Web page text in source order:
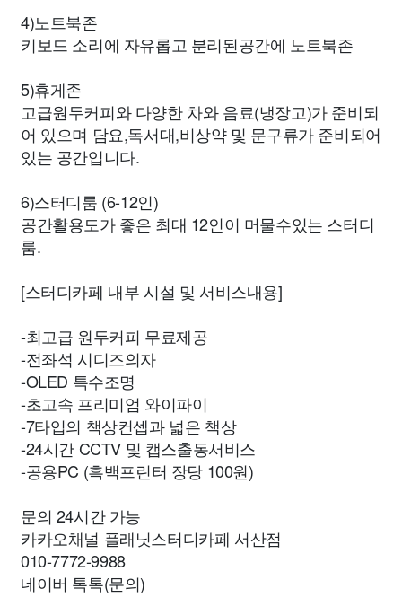
4)노트북존
키보드 소리에 자유롭고 분리된공간에 노트북존
5)휴게존
고급원두커피와 다양한 차와 음료(냉장고)가 준비되
어 있으며 담요,독서대,비상약 및 문구류가 준비되어
있는 공간입니다.
6)스터디룸 (6-12인)
공간활용도가 좋은 최대 12인이 머물수있는 스터디
룸.
[스터디카페 내부 시설 및 서비스내용]
-최고급 원두커피 무료제공
-전좌석 시디즈의자
-OLED 특수조명
-초고속 프리미엄 와이파이
-7타입의 책상컨셉과 넓은 책상
-24시간 CCTV 및 캡스출동서비스
-공용PC (흑백프린터 장당 100원)
문의 24시간 가능
카카오채널 플래닛스터디카페 서산점
010-7772-9988
네이버 톡톡(문의)